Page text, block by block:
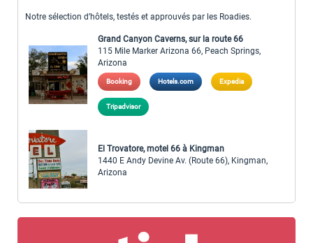
Notre sélection d’hôtels, testés et approuvés par les Roadies.
Grand Canyon Caverns, sur la route 66
115 Mile Marker Arizona 66, Peach Springs,
Arizona
Booking Hotels.com Expedia
Tripadvisor
El Trovatore, motel 66 à Kingman
1440 E Andy Devine Av. (Route 66), Kingman,
Arizona